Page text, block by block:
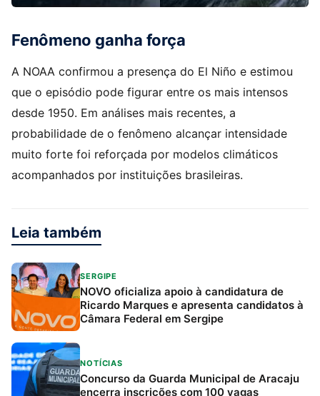
Fenômeno ganha força
A NOAA confirmou a presença do El Niño e estimou
que o episódio pode figurar entre os mais intensos
desde 1950. Em análises mais recentes, a
probabilidade de o fenômeno alcançar intensidade
muito forte foi reforçada por modelos climáticos
acompanhados por instituições brasileiras.
Leia também
SERGIPE
NOVO oficializa apoio à candidatura de
Ricardo Marques e apresenta candidatos à
Câmara Federal em Sergipe
NOTÍCIAS
Concurso da Guarda Municipal de Aracaju
encerra inscrições com 100 vagas